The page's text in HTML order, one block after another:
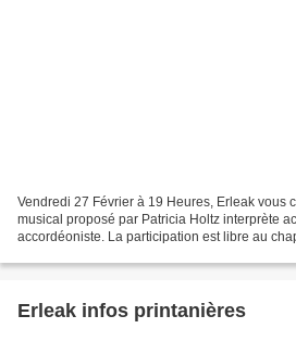
Vendredi 27 Février à 19 Heures, Erleak vous
musical proposé par Patricia Holtz interprète
accordéoniste. La participation est libre au
Erleak infos printanières